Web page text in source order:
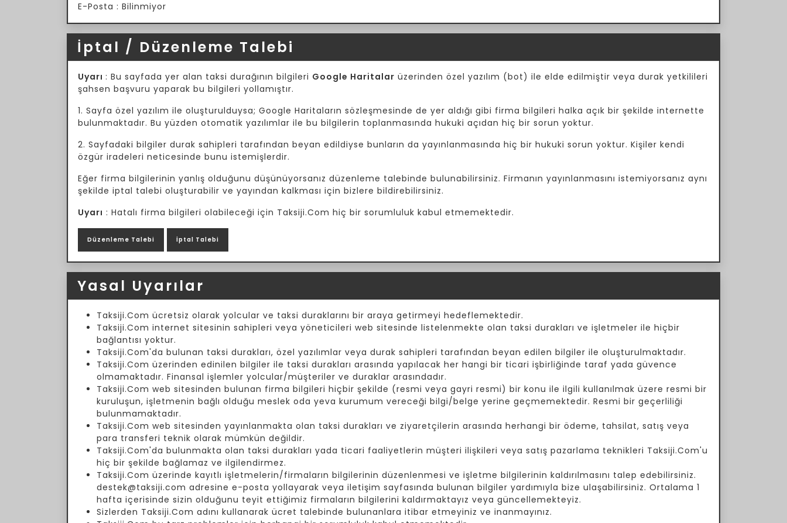
E-Posta : Bilinmiyor
İptal / Düzenleme Talebi
Uyarı : Bu sayfada yer alan taksi durağının bilgileri Google Haritalar üzerinden özel yazılım (bot) ile elde edilmiştir veya durak yetkilileri
şahsen başvuru yaparak bu bilgileri yollamıştır.
1. Sayfa özel yazılım ile oluşturulduysa; Google Haritaların sözleşmesinde de yer aldığı gibi firma bilgileri halka açık bir şekilde internette
bulunmaktadır. Bu yüzden otomatik yazılımlar ile bu bilgilerin toplanmasında hukuki açıdan hiç bir sorun yoktur.
2. Sayfadaki bilgiler durak sahipleri tarafından beyan edildiyse bunların da yayınlanmasında hiç bir hukuki sorun yoktur. Kişiler kendi
özgür iradeleri neticesinde bunu istemişlerdir.
Eğer firma bilgilerinin yanlış olduğunu düşünüyorsanız düzenleme talebinde bulunabilirsiniz. Firmanın yayınlanmasını istemiyorsanız aynı
şekilde iptal talebi oluşturabilir ve yayından kalkması için bizlere bildirebilirsiniz.
Uyarı : Hatalı firma bilgileri olabileceği için Taksiji.Com hiç bir sorumluluk kabul etmemektedir.
Düzenleme Talebi İptal Talebi
Yasal Uyarılar
Taksiji.Com ücretsiz olarak yolcular ve taksi duraklarını bir araya getirmeyi hedeflemektedir.
Taksiji.Com internet sitesinin sahipleri veya yöneticileri web sitesinde listelenmekte olan taksi durakları ve işletmeler ile hiçbir
bağlantısı yoktur.
Taksiji.Com'da bulunan taksi durakları, özel yazılımlar veya durak sahipleri tarafından beyan edilen bilgiler ile oluşturulmaktadır.
Taksiji.Com üzerinden edinilen bilgiler ile taksi durakları arasında yapılacak her hangi bir ticari işbirliğinde taraf yada güvence
olmamaktadır. Finansal işlemler yolcular/müşteriler ve duraklar arasındadır.
Taksiji.Com web sitesinden bulunan firma bilgileri hiçbir şekilde (resmi veya gayri resmi) bir konu ile ilgili kullanılmak üzere resmi bir
kuruluşun, işletmenin bağlı olduğu meslek oda yeva kurumum vereceği bilgi/belge yerine geçmemektedir. Resmi bir geçerliliği
bulunmamaktadır.
Taksiji.Com web sitesinden yayınlanmakta olan taksi durakları ve ziyaretçilerin arasında herhangi bir ödeme, tahsilat, satış veya
para transferi teknik olarak mümkün değildir.
Taksiji.Com'da bulunmakta olan taksi durakları yada ticari faaliyetlerin müşteri ilişkileri veya satış pazarlama teknikleri Taksiji.Com'u
hiç bir şekilde bağlamaz ve ilgilendirmez.
Taksiji.Com üzerinde kayıtlı işletmelerin/firmaların bilgilerinin düzenlenmesi ve işletme bilgilerinin kaldırılmasını talep edebilirsiniz.
destek@taksiji.com adresine e-posta yollayarak veya iletişim sayfasında bulunan bilgiler yardımıyla bize ulaşabilirsiniz. Ortalama 1
hafta içerisinde sizin olduğunu teyit ettiğimiz firmaların bilgilerini kaldırmaktayız veya güncellemekteyiz.
Sizlerden Taksiji.Com adını kullanarak ücret talebinde bulunanlara itibar etmeyiniz ve inanmayınız.